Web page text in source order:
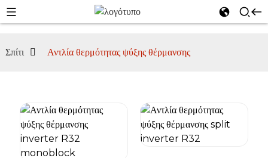
Σπίτι Αντλία θερμότητας ψύξης θέρμανσης